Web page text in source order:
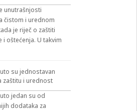
unutrašnjosti
čistom i urednom
je riječ o zaštiti
oštećenja. U takvim
su jednostavan
zaštitu i urednost
jedan su od
dodataka za